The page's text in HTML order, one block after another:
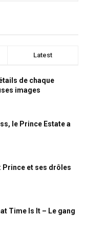
Latest
de chaque
images
le Prince Estate a
: Prince et ses drôles
Time Is It – Le gang